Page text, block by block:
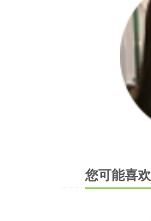
您可能喜欢